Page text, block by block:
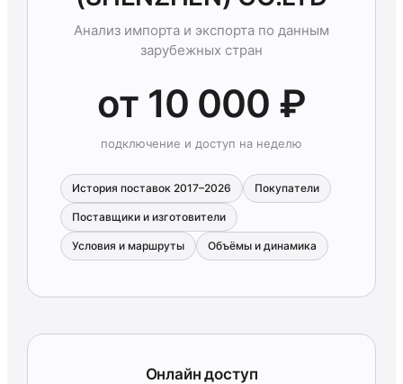
Анализ импорта и экспорта по данным
зарубежных стран
от 10 000 ₽
подключение и доступ на неделю
История поставок 2017–2026 Покупатели
Поставщики и изготовители
Условия и маршруты Объёмы и динамика
Онлайн доступ